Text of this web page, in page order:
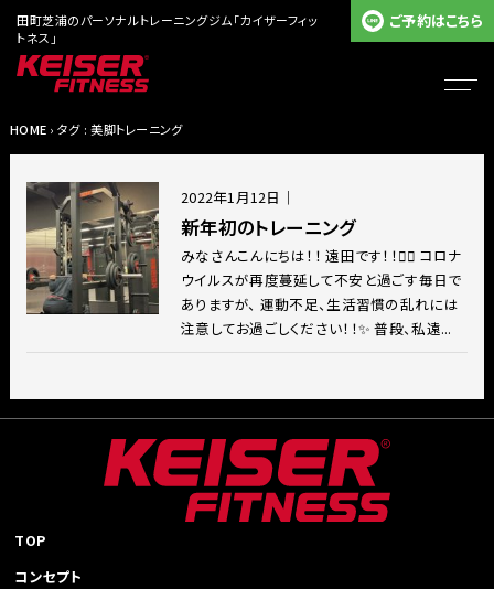
田町芝浦のパーソナルトレーニングジム「カイザーフィッ
トネス」
ご予約はこちら
HOME › タグ : 美脚トレーニング
2022年1月12日 ｜
新年初のトレーニング
みなさんこんにちは！！ 遠田です！！🙋‍♂️ コロナ
ウイルスが再度蔓延して不安と過ごす毎日で
ありますが、 運動不足、生活習慣の乱れには
注意してお過ごしください！！✨ 普段、私遠...
TOP
コンセプト